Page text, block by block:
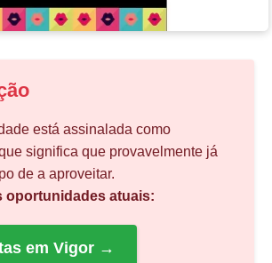
está assinalada como
significa que provavelmente já
de a aproveitar.
oportunidades atuais:
em Vigor →